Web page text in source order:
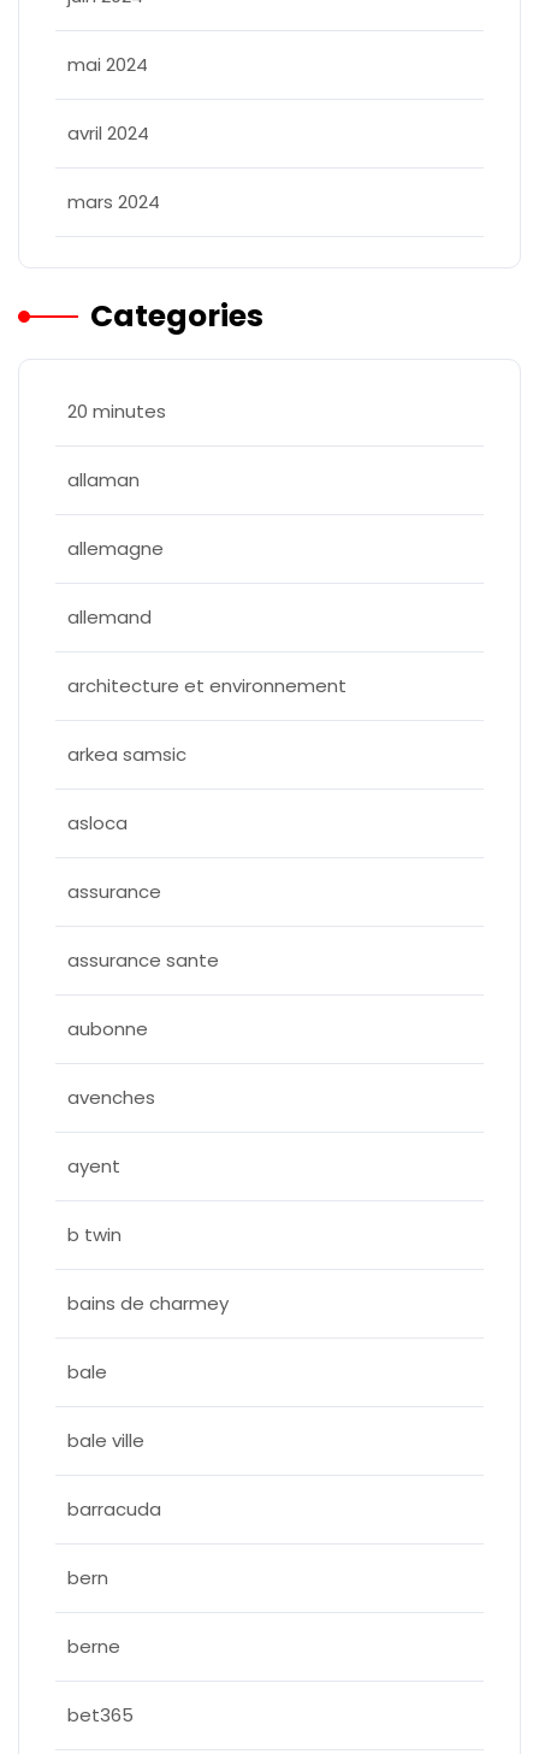
mai 2024
avril 2024
mars 2024
Categories
20 minutes
allaman
allemagne
allemand
architecture et environnement
arkea samsic
asloca
assurance
assurance sante
aubonne
avenches
ayent
b twin
bains de charmey
bale
bale ville
barracuda
bern
berne
bet365